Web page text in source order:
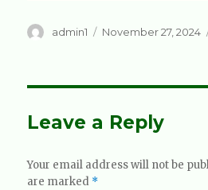
Author
admin1
Posted
November 27, 2024
Leave a Reply
Your email address will not be
are marked *